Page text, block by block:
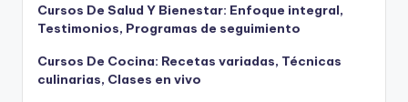
Cursos De Salud Y Bienestar: Enfoque integral,
Testimonios, Programas de seguimiento
Cursos De Cocina: Recetas variadas, Técnicas
culinarias, Clases en vivo